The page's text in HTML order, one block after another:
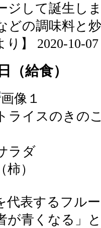
ジして誕生し
どの調味料と
り】 2020-10-
（給食）
ライスのきの
ラダ
）
代表するフル
が青くなる」